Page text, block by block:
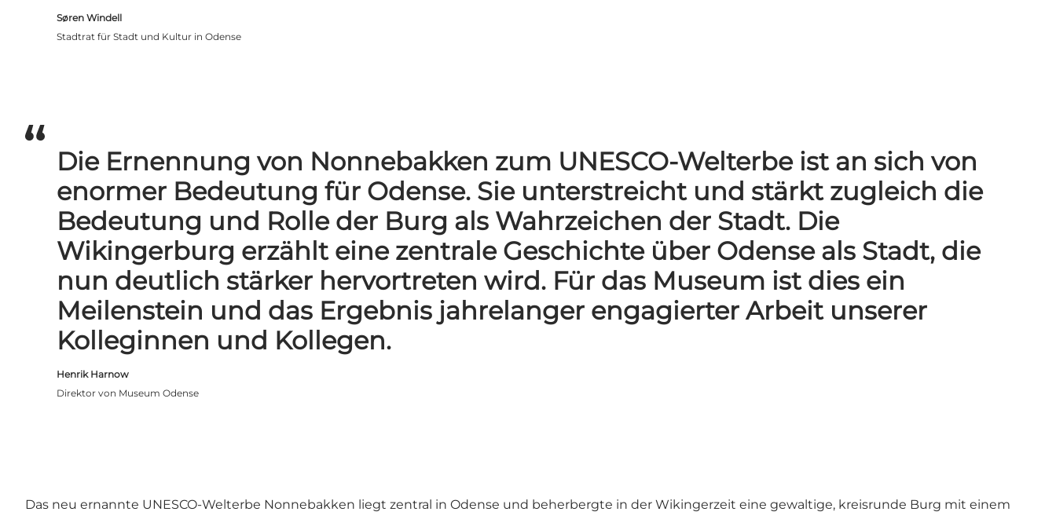
Søren Windell
Stadtrat für Stadt und Kultur in Odense
Die Ernennung von Nonnebakken zum UNESCO-Welterbe ist an sich von
enormer Bedeutung für Odense. Sie unterstreicht und stärkt zugleich die
Bedeutung und Rolle der Burg als Wahrzeichen der Stadt. Die
Wikingerburg erzählt eine zentrale Geschichte über Odense als Stadt, die
nun deutlich stärker hervortreten wird. Für das Museum ist dies ein
Meilenstein und das Ergebnis jahrelanger engagierter Arbeit unserer
Kolleginnen und Kollegen.
Henrik Harnow
Direktor von Museum Odense
Das neu ernannte UNESCO-Welterbe Nonnebakken liegt zentral in Odense und beherbergte in der Wikingerzeit eine gewaltige, kreisrunde Burg mit einem